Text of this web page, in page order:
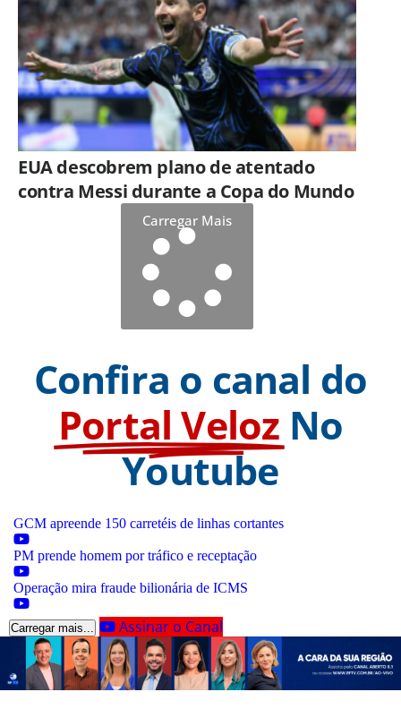
EUA descobrem plano de atentado
contra Messi durante a Copa do Mundo
Carregar Mais
Confira o canal do
Portal Veloz No
Youtube
GCM apreende 150 carretéis de linhas cortantes
PM prende homem por tráfico e receptação
Operação mira fraude bilionária de ICMS
Carregar mais... Assinar o Canal